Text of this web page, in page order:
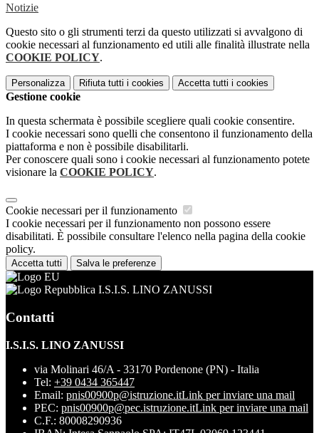
Notizie
Questo sito o gli strumenti terzi da questo utilizzati si avvalgono di
cookie necessari al funzionamento ed utili alle finalità illustrate nella
COOKIE POLICY.
Personalizza Rifiuta tutti i cookies Accetta tutti i cookies
Gestione cookie
In questa schermata è possibile scegliere quali cookie consentire.
I cookie necessari sono quelli che consentono il funzionamento della
piattaforma e non è possibile disabilitarli.
Per conoscere quali sono i cookie necessari al funzionamento potete
visionare la COOKIE POLICY.
Cookie necessari per il funzionamento
I cookie necessari per il funzionamento non possono essere
disabilitati. È possibile consultare l'elenco nella pagina della cookie
policy.
Accetta tutti Salva le preferenze
I.S.I.S. LINO ZANUSSI
Contatti
I.S.I.S. LINO ZANUSSI
via Molinari 46/A - 33170 Pordenone (PN) - Italia
Tel: +39 0434 365447
Email: pnis00900p@istruzione.itLink per inviare una mail
PEC: pnis00900p@pec.istruzione.itLink per inviare una mail
C.F.: 80008290936